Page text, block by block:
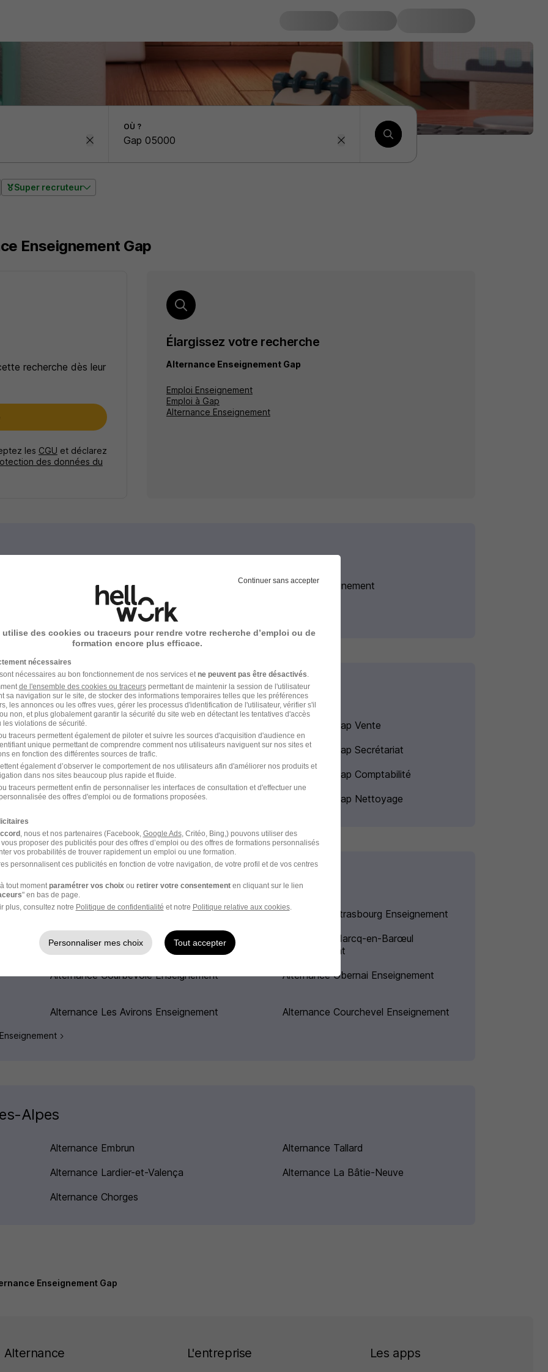
OÙ ?
Super recruteur
Enseignement Gap
recherche dès leur
les CGU et déclarez
des données du
Élargissez votre recherche
Alternance Enseignement Gap
Emploi Enseignement
Emploi à Gap
Alternance Enseignement
Alternance Enseignement
Stage Enseignement
Alternance Gap BTP
Alternance Gap Vente
Alternance Gap Artisanat
Alternance Gap Secrétariat
Alternance Gap Environnement
Alternance Gap Comptabilité
Alternance Gap Administratif Alternance Gap Nettoyage
en France
Alternance Lille Enseignement
Alternance Strasbourg Enseignement
Alternance Levallois-Perret
Alternance Marcq-en-Barœul
Enseignement
Alternance Courbevoie Enseignement Alternance Obernai Enseignement
Alternance Les Avirons Enseignement Alternance Courchevel Enseignement
Alpes
Alternance Embrun
Alternance Tallard
Alternance Lardier-et-Valença
Alternance La Bâtie-Neuve
Alternance Chorges
Enseignement Gap
Alternance L'entreprise Les apps
Continuer sans accepter
utilise des cookies ou traceurs pour rendre votre recherche d’emploi ou de
formation encore plus efficace.
nécessaires
nécessaires au bon fonctionnement de nos services etne peuvent pas être désactivés.
de l'ensemble des cookies ou traceurspermettant de maintenir la session de l'utilisateur
sa navigation sur le site, de stocker des informations temporaires telles que les préférences
les annonces ou les offres vues, gérer les processus d'identification de l'utilisateur, vérifier s'il
non, et plus globalement garantir la sécurité du site web en détectant les tentatives d'accès
les violations de sécurité.
traceurs permettent également de piloter et suivre les sources d'acquisition d'audience en
unique permettant de comprendre comment nos utilisateurs naviguent sur nos sites et
en fonction des différentes sources de trafic.
également d’observer le comportement de nos utilisateurs afin d'améliorer nos produits et
dans nos sites beaucoup plus rapide et fluide.
traceurs permettent enfin de personnaliser les interfaces de consultation et d'effectuer une
des offres d'emploi ou de formations proposées.
, nous et nos partenaires (Facebook, Google Ads, Critéo, Bing,) pouvons utiliser des
proposer des publicités pour des offres d’emploi ou des offres de formations personnalisés
vos probabilités de trouver rapidement un emploi ou une formation.
personnalisent ces publicités en fonction de votre navigation, de votre profil et de vos centres
tout momentparamétrer vos choixou retirer votre consentementen cliquant sur le lien
" en bas de page.
plus, consultez notre Politique de confidentialité et notre Politique relative aux cookies.
Personnaliser mes choix Tout accepter